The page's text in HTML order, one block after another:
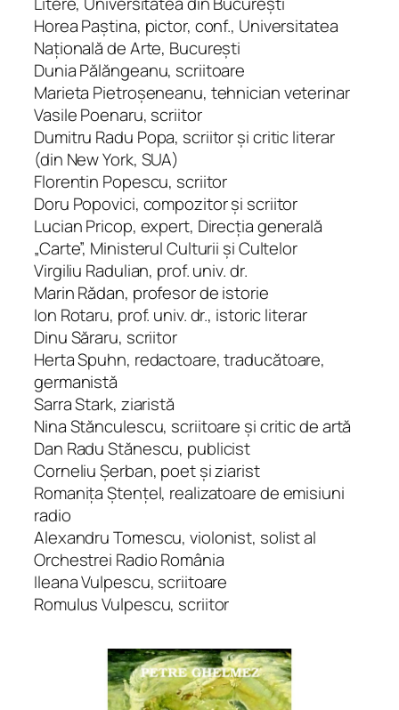
Horea Paştina, pictor, conf., Universitatea
Naţională de Arte, Bucureşti
Dunia Pălăngeanu, scriitoare
Marieta Pietroşeneanu, tehnician veterinar
Vasile Poenaru, scriitor
Dumitru Radu Popa, scriitor şi critic literar
(din New York, SUA)
Florentin Popescu, scriitor
Doru Popovici, compozitor şi scriitor
Lucian Pricop, expert, Direcţia generală
„Carte”, Ministerul Culturii şi Cul­te­lor
Virgiliu Radulian, prof. univ. dr.
Marin Rădan, profesor de istorie
Ion Rotaru, prof. univ. dr., istoric literar
Dinu Săraru, scriitor
Herta Spuhn, redactoare, traducătoare,
germanistă
Sarra Stark, ziaristă
Nina Stănculescu, scriitoare şi critic de artă
Dan Radu Stănescu, publicist
Corneliu Şerban, poet şi ziarist
Romaniţa Ştenţel, realizatoare de emisiuni
radio
Alexandru Tomescu, violonist, solist al
Orchestrei Radio Ro­mâ­nia
Ileana Vulpescu, scriitoare
Romulus Vulpescu, scriitor